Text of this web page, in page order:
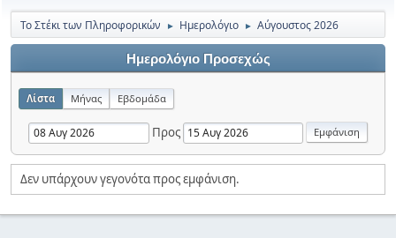
Το Στέκι των Πληροφορικών ► Ημερολόγιο ► Αύγουστος 2026
Ημερολόγιο Προσεχώς
Λίστα Μήνας Εβδομάδα
Προς
Δεν υπάρχουν γεγονότα προς εμφάνιση.